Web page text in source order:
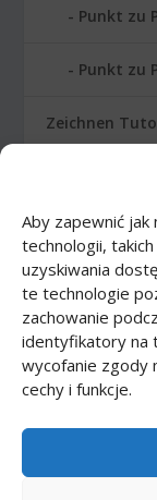
Aby zapewnić
technologii,
uzyskiwania
te technologie
zachowanie
identyfikatory na
wycofanie zgody
cechy i funkcje.
Punkt zu
Punkt zu
Zeichnen
Zeichnen
Zeichnen
Zeichnen